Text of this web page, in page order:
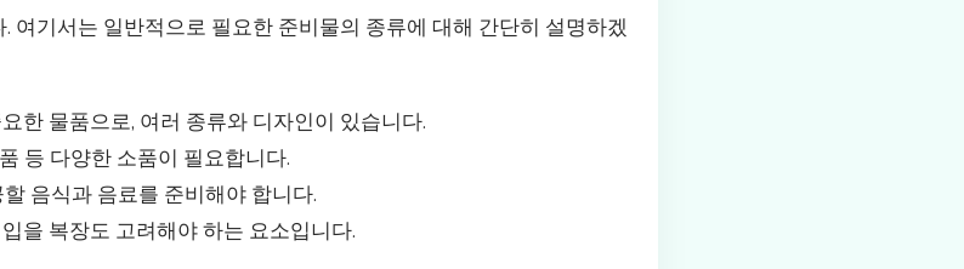
여기서는 일반적으로 필요한 준비물의 종류에 대해 간단히 설명하겠
한 물품으로, 여러 종류와 디자인이 있습니다.
등 다양한 소품이 필요합니다.
음식과 음료를 준비해야 합니다.
을 복장도 고려해야 하는 요소입니다.